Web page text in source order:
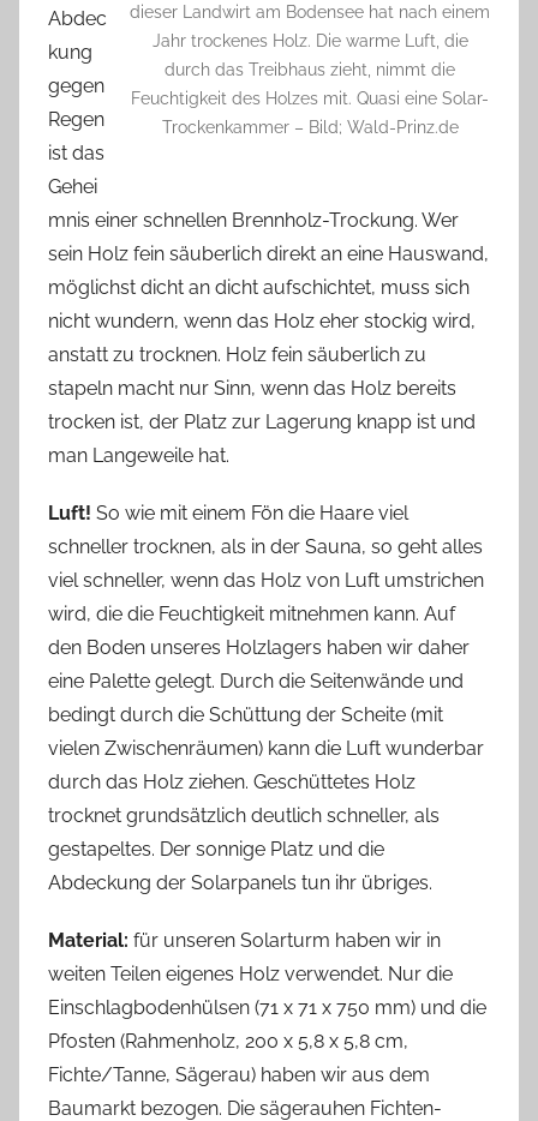
dieser Landwirt am Bodensee hat nach einem
Jahr trockenes Holz. Die warme Luft, die
durch das Treibhaus zieht, nimmt die
Feuchtigkeit des Holzes mit. Quasi eine Solar-
Trockenkammer – Bild; Wald-Prinz.de
Abdec
kung
gegen
Regen
ist das
Gehei
mnis einer schnellen Brennholz-Trockung. Wer
sein Holz fein säuberlich direkt an eine Hauswand,
möglichst dicht an dicht aufschichtet, muss sich
nicht wundern, wenn das Holz eher stockig wird,
anstatt zu trocknen. Holz fein säuberlich zu
stapeln macht nur Sinn, wenn das Holz bereits
trocken ist, der Platz zur Lagerung knapp ist und
man Langeweile hat.
Luft! So wie mit einem Fön die Haare viel
schneller trocknen, als in der Sauna, so geht alles
viel schneller, wenn das Holz von Luft umstrichen
wird, die die Feuchtigkeit mitnehmen kann. Auf
den Boden unseres Holzlagers haben wir daher
eine Palette gelegt. Durch die Seitenwände und
bedingt durch die Schüttung der Scheite (mit
vielen Zwischenräumen) kann die Luft wunderbar
durch das Holz ziehen. Geschüttetes Holz
trocknet grundsätzlich deutlich schneller, als
gestapeltes. Der sonnige Platz und die
Abdeckung der Solarpanels tun ihr übriges.
Material: für unseren Solarturm haben wir in
weiten Teilen eigenes Holz verwendet. Nur die
Einschlagbodenhülsen (71 x 71 x 750 mm) und die
Pfosten (Rahmenholz, 200 x 5,8 x 5,8 cm,
Fichte/Tanne, Sägerau) haben wir aus dem
Baumarkt bezogen. Die sägerauhen Fichten-